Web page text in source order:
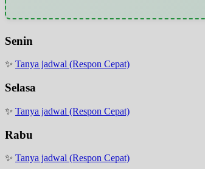
Senin
✨ Tanya jadwal (Respon Cepat)
Selasa
✨ Tanya jadwal (Respon Cepat)
Rabu
✨ Tanya jadwal (Respon Cepat)